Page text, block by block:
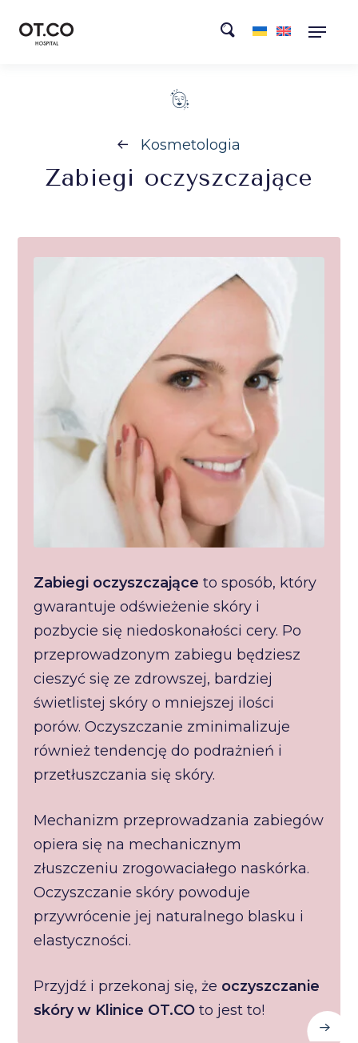
Kosmetologia
Zabiegi oczyszczające
Zabiegi oczyszczająceto sposób, który
gwarantuje odświeżenie skóry i
pozbycie się niedoskonałości cery. Po
przeprowadzonym zabiegu będziesz
cieszyć się ze zdrowszej, bardziej
świetlistej skóry o mniejszej ilości
porów. Oczyszczanie zminimalizuje
również tendencję do podrażnień i
przetłuszczania się skóry.
Mechanizm przeprowadzania zabiegów
opiera się na mechanicznym
złuszczeniu zrogowaciałego naskórka.
Oczyszczanie skóry powoduje
przywrócenie jej naturalnego blasku i
elastyczności.
Przyjdź i przekonaj się, że oczyszczanie
skóry w Klinice OT.CO to jest to!